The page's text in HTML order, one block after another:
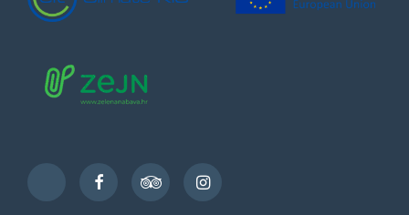
TikTok
FacebookTripAdvisorInstagram